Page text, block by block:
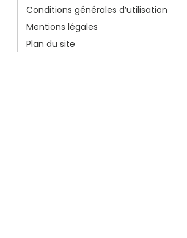
Conditions générales d’utilisation
Mentions légales
Plan du site